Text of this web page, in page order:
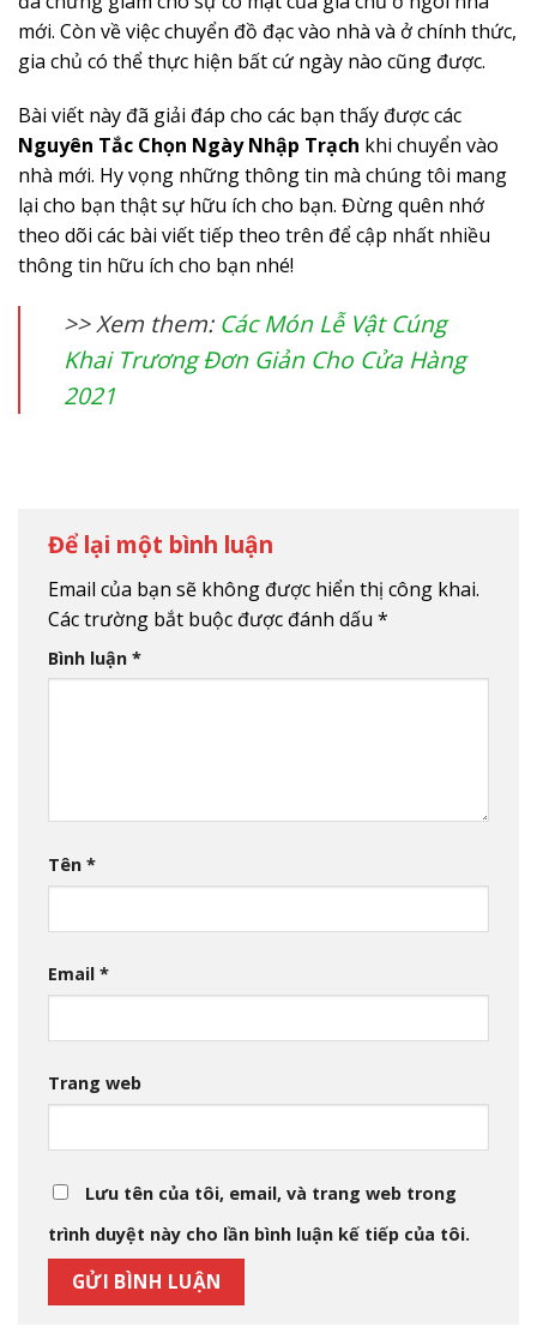
mới. Còn về việc chuyển đồ đạc vào nhà và ở chính thức,
gia chủ có thể thực hiện bất cứ ngày nào cũng được.
Bài viết này đã giải đáp cho các bạn thấy được các
Nguyên Tắc Chọn Ngày Nhập Trạch khi chuyển vào
nhà mới. Hy vọng những thông tin mà chúng tôi mang
lại cho bạn thật sự hữu ích cho bạn. Đừng quên nhớ
theo dõi các bài viết tiếp theo trên để cập nhất nhiều
thông tin hữu ích cho bạn nhé!
>> Xem them: Các Món Lễ Vật Cúng
Khai Trương Đơn Giản Cho Cửa Hàng
2021
Để lại một bình luận
Email của bạn sẽ không được hiển thị công khai.
Các trường bắt buộc được đánh dấu *
Bình luận *
Tên *
Email *
Trang web
Lưu tên của tôi, email, và trang web trong
trình duyệt này cho lần bình luận kế tiếp của tôi.